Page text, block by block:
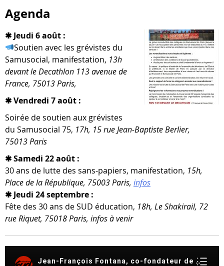
Agenda
✱ Jeudi 6 août :
Soutien avec les gré­vistes du
Samusocial, mani­fes­ta­tion, 13h
devant le Decathlon 113 ave­nue de
France, 75013 Paris,
✱ Vendredi 7 août :
Soirée de sou­tien aux gré­vistes
du Samusocial 75, 17h, 15 rue Jean-​Baptiste Berlier,
75013 Paris
✱ Samedi 22 août :
30 ans de lutte des sans-​papiers, mani­fes­ta­tion, 15h,
Place de la République, 75003 Paris, infos
✱ Jeudi 24 septembre :
Fête des 30 ans de SUD édu­ca­tion, 18h, Le Shakirail, 72
rue Riquet, 75018 Paris, infos à venir